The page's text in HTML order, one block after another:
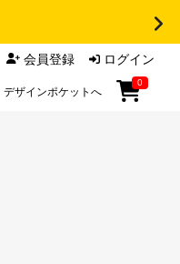
会員登録 ログイン
デザインポケットへ
0